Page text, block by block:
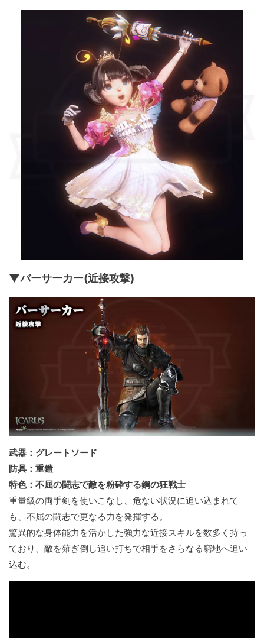
▼バーサーカー(近接攻撃)
武器：グレートソード
防具：重鎧
特色：不屈の闘志で敵を粉砕する鋼の狂戦士
重量級の両手剣を使いこなし、危ない状況に追い込まれて
も、不屈の闘志で更なる力を発揮する。
驚異的な身体能力を活かした強力な近接スキルを数多く持っ
ており、敵を薙ぎ倒し追い打ちで相手をさらなる窮地へ追い
込む。